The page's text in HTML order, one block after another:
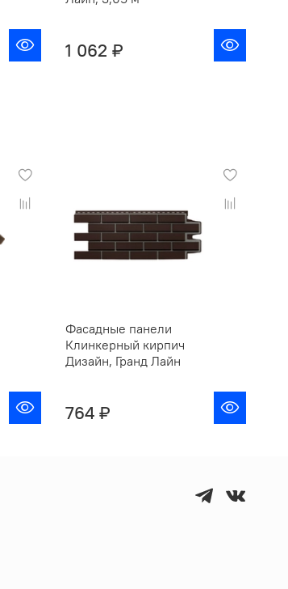
1 062 ₽
Фасадные панели
Клинкерный кирпич
Дизайн, Гранд Лайн
764 ₽